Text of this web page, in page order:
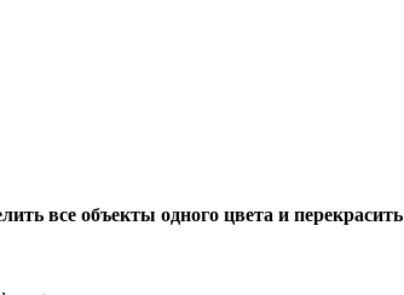
все объекты одного цвета и перекрасить